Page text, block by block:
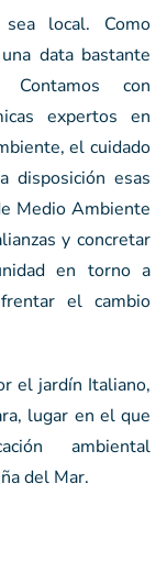
local. Como
data bastante
con
expertos en
el cuidado
disposición esas
Medio Ambiente
y concretar
en torno a
el cambio
el jardín Italiano,
lugar en el que
ambiental
del Mar.